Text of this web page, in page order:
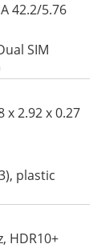
42.2/5.76
SIM
x 2.92 x 0.27
plastic
HDR10+